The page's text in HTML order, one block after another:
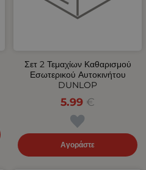
Σετ 2 Τεμαχίων Καθαρισμού
Εσωτερικού Αυτοκινήτου
DUNLOP
5.99 €
Αγοράστε